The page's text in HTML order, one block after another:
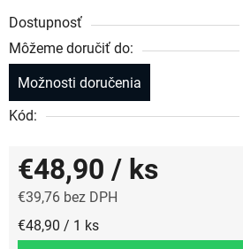
Dostupnosť
Môžeme doručiť do:
Možnosti doručenia
Kód:
€48,90 / ks
€39,76 bez DPH
Jednotková cena:
€48,90 / 1 ks